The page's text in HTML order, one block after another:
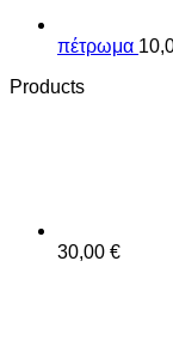
πέτρωμα
Products
30,00 €